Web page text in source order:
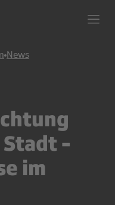
News
Stadt -
im